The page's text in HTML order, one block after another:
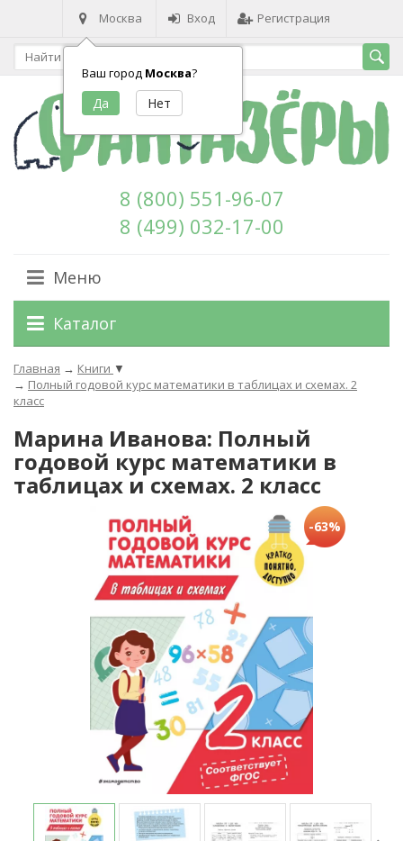
Москва
Ваш город Москва?
Вход Регистрация
8 (800) 551-96-07
8 (499) 032-17-00
Меню
Каталог
Главная → Книги ▼
→ Полный годовой курс математики в таблицах и схемах. 2
класс
Марина Иванова: Полный
годовой курс математики в
таблицах и схемах. 2 класс
-63%